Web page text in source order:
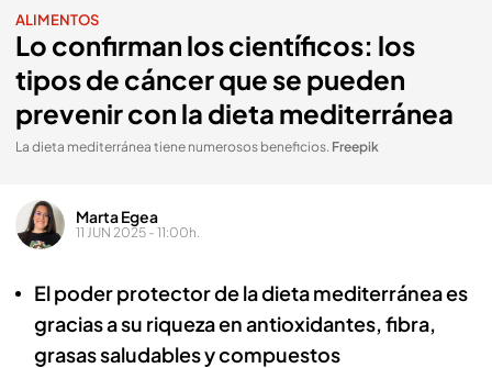
ALIMENTOS
Lo confirman los científicos: los
tipos de cáncer que se pueden
prevenir con la dieta mediterránea
La dieta mediterránea tiene numerosos beneficios. Freepik
Marta Egea
11 JUN 2025 - 11:00h.
El poder protector de la dieta mediterránea es
gracias a su riqueza en antioxidantes, fibra,
grasas saludables y compuestos